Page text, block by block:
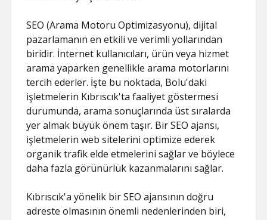
SEO (Arama Motoru Optimizasyonu), dijital
pazarlamanın en etkili ve verimli yollarından
biridir. İnternet kullanıcıları, ürün veya hizmet
arama yaparken genellikle arama motorlarını
tercih ederler. İşte bu noktada, Bolu'daki
işletmelerin Kıbrıscık'ta faaliyet göstermesi
durumunda, arama sonuçlarında üst sıralarda
yer almak büyük önem taşır. Bir SEO ajansı,
işletmelerin web sitelerini optimize ederek
organik trafik elde etmelerini sağlar ve böylece
daha fazla görünürlük kazanmalarını sağlar.
Kıbrıscık'a yönelik bir SEO ajansının doğru
adreste olmasının önemli nedenlerinden biri,